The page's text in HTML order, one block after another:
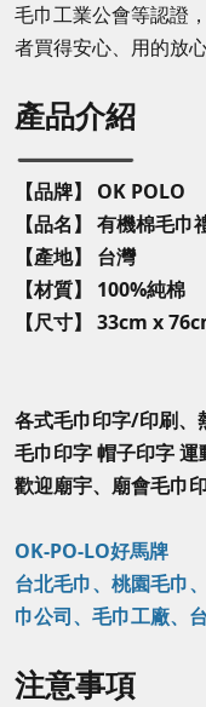
毛巾工業公會等認證
者買得安心、用的放心
產品介紹
【品牌】 OK POLO
【品名】 有機棉毛巾
【產地】 台灣
【材質】 100%純棉
【尺寸】 33cm x
各式毛巾印字/印刷、
毛巾印字 帽子印字 運
歡迎廟宇、廟會毛巾
OK-PO-LO好馬牌
台北毛巾、桃園毛巾
巾公司、毛巾工廠、
注意事項